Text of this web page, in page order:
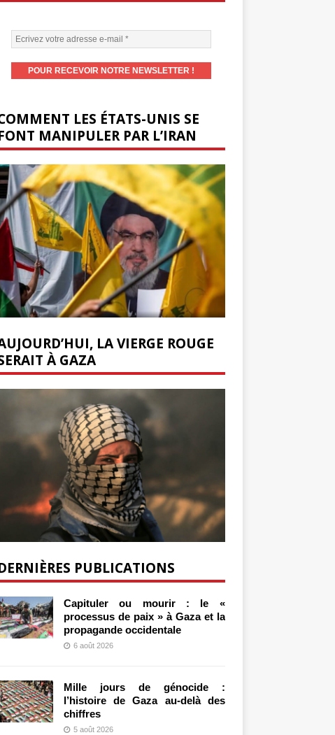
LES ÉTATS-UNIS SE
MANIPULER PAR L’IRAN
LA VIERGE ROUGE
À GAZA
PUBLICATIONS
Capituler ou mourir : le «
processus de paix » à Gaza et la
propagande occidentale
6 août 2026
Mille jours de génocide :
l’histoire de Gaza au-delà des
chiffres
5 août 2026